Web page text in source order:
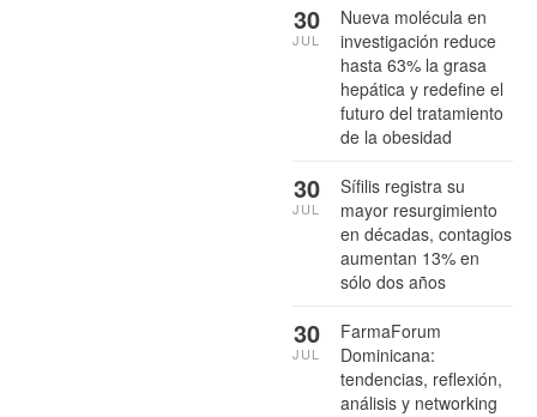
Nueva molécula en
investigación reduce
hasta 63% la grasa
hepática y redefine el
futuro del tratamiento
de la obesidad
30
JUL
Sífilis registra su
mayor resurgimiento
en décadas, contagios
aumentan 13% en
sólo dos años
30
JUL
FarmaForum
Dominicana:
tendencias, reflexión,
análisis y networking
30
JUL